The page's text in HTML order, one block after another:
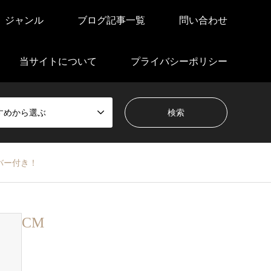
ジャンル ブログ記事一覧 問い合わせ
当サイトについて プライバシーポリシー
めから選ぶ
付き！
CM